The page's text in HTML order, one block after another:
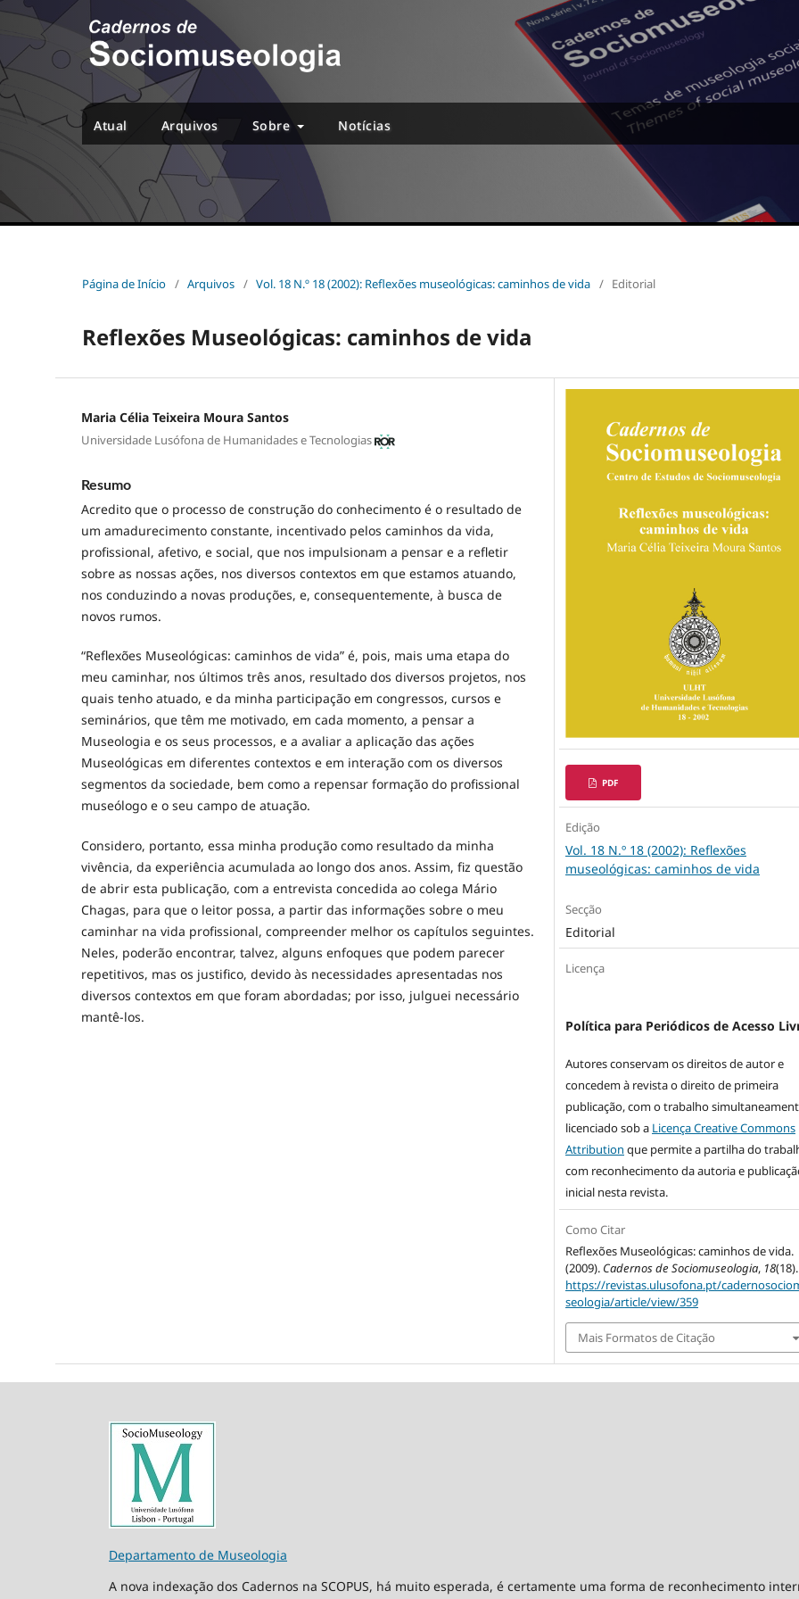
Atual Arquivos Sobre Notícias
Página de Início / Arquivos / Vol. 18 N.º 18 (2002): Reflexões museológicas: caminhos de vida / Editorial
Reflexões Museológicas: caminhos de vida
Maria Célia Teixeira Moura Santos
Universidade Lusófona de Humanidades e Tecnologias
Resumo
Acredito que o processo de construção do conhecimento é o resultado de
um amadurecimento constante, incentivado pelos caminhos da vida,
profissional, afetivo, e social, que nos impulsionam a pensar e a refletir
sobre as nossas ações, nos diversos contextos em que estamos atuando,
nos conduzindo a novas produções, e, consequentemente, à busca de
novos rumos.
“Reflexões Museológicas: caminhos de vida” é, pois, mais uma etapa do
meu caminhar, nos últimos três anos, resultado dos diversos projetos, nos
quais tenho atuado, e da minha participação em congressos, cursos e
seminários, que têm me motivado, em cada momento, a pensar a
Museologia e os seus processos, e a avaliar a aplicação das ações
Museológicas em diferentes contextos e em interação com os diversos
segmentos da sociedade, bem como a repensar formação do profissional
museólogo e o seu campo de atuação.
Considero, portanto, essa minha produção como resultado da minha
vivência, da experiência acumulada ao longo dos anos. Assim, fiz questão
de abrir esta publicação, com a entrevista concedida ao colega Mário
Chagas, para que o leitor possa, a partir das informações sobre o meu
caminhar na vida profissional, compreender melhor os capítulos seguintes.
Neles, poderão encontrar, talvez, alguns enfoques que podem parecer
repetitivos, mas os justifico, devido às necessidades apresentadas nos
diversos contextos em que foram abordadas; por isso, julguei necessário
mantê-los.
PDF
Edição
Vol. 18 N.º 18 (2002): Reflexões
museológicas: caminhos de vida
Secção
Editorial
Licença
Política para Periódicos de Acesso
Autores conservam os direitos de autor e
concedem à revista o direito de primeira
publicação, com o trabalho
licenciado sob a Licença Creative Commons
Attribution que permite a partilha do
com reconhecimento da autoria e
inicial nesta revista.
Como Citar
Reflexões Museológicas: caminhos de vida.
(2009). Cadernos de Sociomuseologia, 18(18).
https://revistas.ulusofona.pt/
seologia/article/view/359
Mais Formatos de Citação
Departamento de Museologia
A nova indexação dos Cadernos na SCOPUS, há muito esperada, é certamente uma forma de reconhecimento